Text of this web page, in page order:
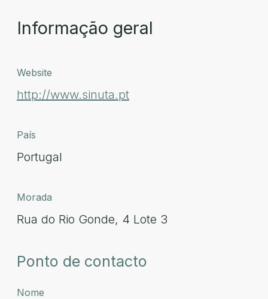
Informação geral
Website
http://www.sinuta.pt
País
Portugal
Morada
Rua do Rio Gonde, 4 Lote 3
Ponto de contacto
Nome